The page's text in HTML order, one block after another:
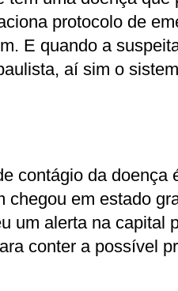
protocolo de
E quando a
aí sim o
contágio da doença
chegou em estado
um alerta na capital
conter a possível